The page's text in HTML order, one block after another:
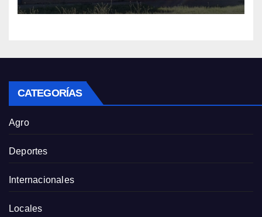
CATEGORÍAS
Agro
Deportes
Internacionales
Locales